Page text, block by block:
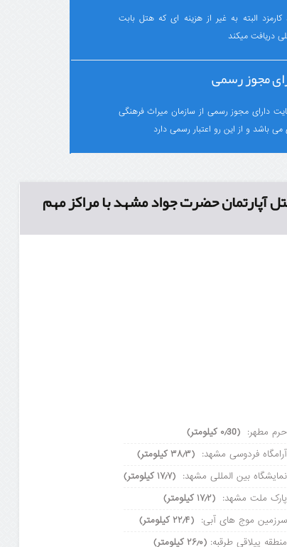
البته به غیر از هزینه ای که هتل بابت
دریافت میکند
مجوز رسمی
دارای مجوز رسمی از سازمان میراث فرهنگی
باشد و از این رو اعتبار رسمی دارد
آپارتمان حضرت جواد مشهد با مراکز مهم
حرم مطهر:(۰٫30 کیلومتر)
آرامگاه فردوسی مشهد:(۳۸٫۳ کیلومتر)
نمایشگاه بین المللی مشهد:(۱۷٫۷ کیلومتر)
پارک ملت مشهد:(۱۷٫۲ کیلومتر)
سرزمین موج های آبی:(۲۲٫۴ کیلومتر)
ییلاقی طرقبه:(۲۶٫۰ کیلومتر)